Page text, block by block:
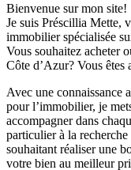
Bienvenue sur mon site!
Je suis Préscillia Mette,
immobilier spécialisée
Vous souhaitez acheter
Côte d’Azur? Vous êtes
Avec une connaissance
pour l’immobilier, je
accompagner dans
particulier à la
souhaitant réaliser une
votre bien au meilleur